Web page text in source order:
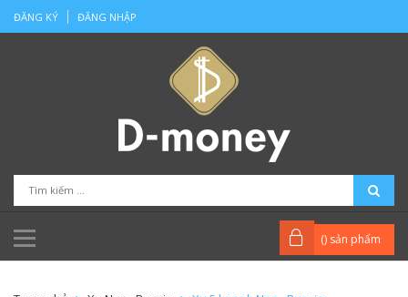
ĐĂNG KÝ ĐĂNG NHẬP
() sản phẩm